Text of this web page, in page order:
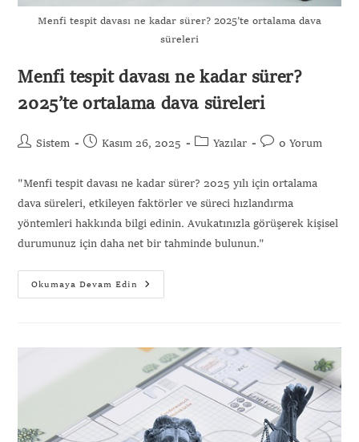
Menfi tespit davası ne kadar sürer? 2025’te ortalama dava
süreleri
Menfi tespit davası ne kadar sürer?
2025’te ortalama dava süreleri
Sistem Kasım 26, 2025 Yazılar 0 Yorum
"Menfi tespit davası ne kadar sürer? 2025 yılı için ortalama
dava süreleri, etkileyen faktörler ve süreci hızlandırma
yöntemleri hakkında bilgi edinin. Avukatınızla görüşerek kişisel
durumunuz için daha net bir tahminde bulunun."
Okumaya Devam Edin